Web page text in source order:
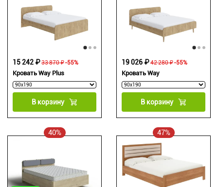
Кровать Way Plus
33 870 ₽
15 242 ₽ -55%
В корзину
Кровать Way
42 280 ₽
19 026 ₽ -55%
В корзину
40% 47%